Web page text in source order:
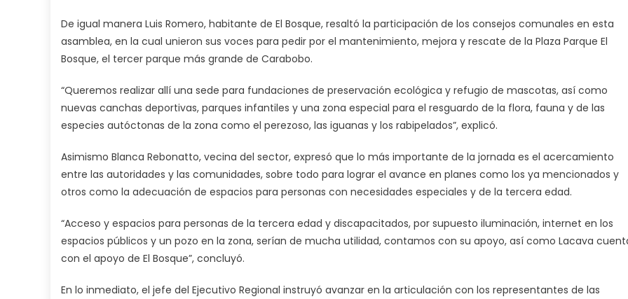
De igual manera Luis Romero, habitante de El Bosque, resaltó la participación de los consejos comunales en esta
asamblea, en la cual unieron sus voces para pedir por el mantenimiento, mejora y rescate de la Plaza Parque El
Bosque, el tercer parque más grande de Carabobo.
“Queremos realizar allí una sede para fundaciones de preservación ecológica y refugio de mascotas, así como
nuevas canchas deportivas, parques infantiles y una zona especial para el resguardo de la flora, fauna y de las
especies autóctonas de la zona como el perezoso, las iguanas y los rabipelados”, explicó.
Asimismo Blanca Rebonatto, vecina del sector, expresó que lo más importante de la jornada es el acercamiento
entre las autoridades y las comunidades, sobre todo para lograr el avance en planes como los ya mencionados y
otros como la adecuación de espacios para personas con necesidades especiales y de la tercera edad.
“Acceso y espacios para personas de la tercera edad y discapacitados, por supuesto iluminación, internet en los
espacios públicos y un pozo en la zona, serían de mucha utilidad, contamos con su apoyo, así como Lacava
con el apoyo de El Bosque”, concluyó.
En lo inmediato, el jefe del Ejecutivo Regional instruyó avanzar en la articulación con los representantes de las